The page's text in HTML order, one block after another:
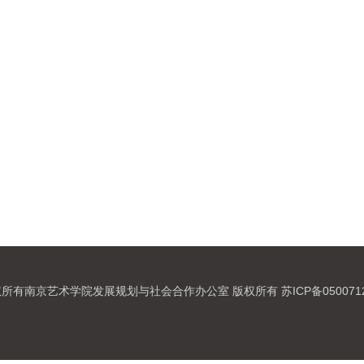
有南京艺术学院发展规划与社会合作办公室 版权所有 苏ICP备